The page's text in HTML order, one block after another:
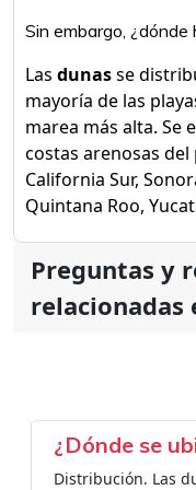
Sin embargo,
Las dunasse
mayoría de las
marea más alta. Se
costas arenosas del
California Sur,
Quintana Roo,
Preguntas y
relacionadas
¿Dónde se
Distribución. Las